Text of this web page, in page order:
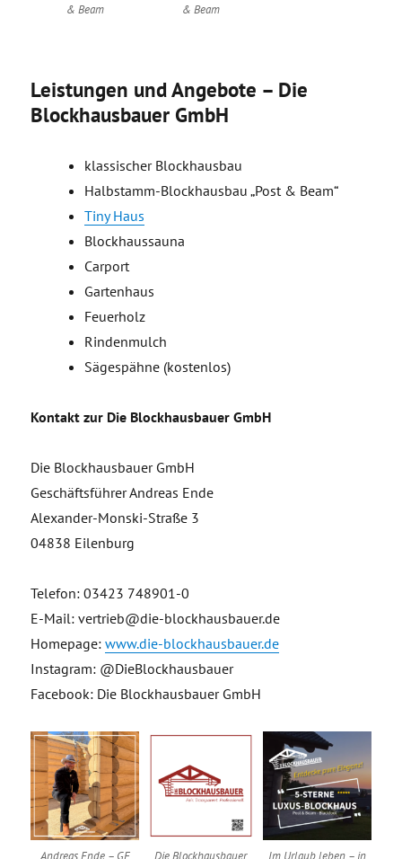
& Beam
& Beam
Leistungen und Angebote – Die
Blockhausbauer GmbH
klassischer Blockhausbau
Halbstamm-Blockhausbau „Post & Beam“
Tiny Haus
Blockhaussauna
Carport
Gartenhaus
Feuerholz
Rindenmulch
Sägespähne (kostenlos)
Kontakt zur Die Blockhausbauer GmbH
Die Blockhausbauer GmbH
Geschäftsführer Andreas Ende
Alexander-Monski-Straße 3
04838 Eilenburg
Telefon: 03423 748901-0
E-Mail: vertrieb@die-blockhausbauer.de
Homepage:www.die-blockhausbauer.de
Instagram: @DieBlockhausbauer
Facebook: Die Blockhausbauer GmbH
Andreas Ende – GF Die Blockhausbauer Im Urlaub leben – in